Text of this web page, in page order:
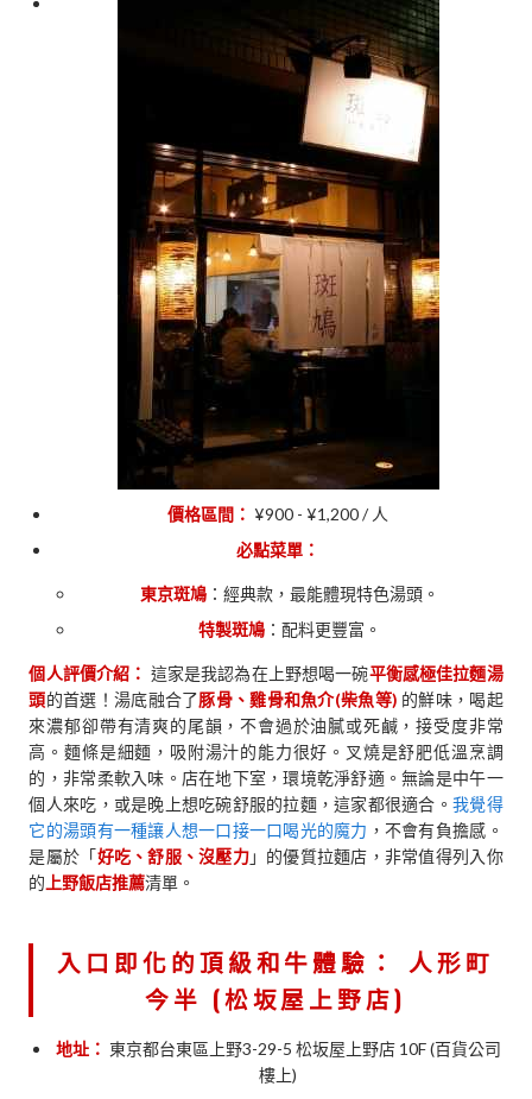
價格區間： ¥900 - ¥1,200 / 人
必點菜單：
東京斑鳩 ：經典款，最能體現特色湯頭。
特製斑鳩 ：配料更豐富。
個人評價介紹： 這家是我認為在上野想喝一碗平衡感極佳拉麵湯
頭的首選！湯底融合了豚骨、雞骨和魚介(柴魚等) 的鮮味，喝起
來濃郁卻帶有清爽的尾韻，不會過於油膩或死鹹，接受度非常
高。麵條是細麵，吸附湯汁的能力很好。叉燒是舒肥低溫烹調
的，非常柔軟入味。店在地下室，環境乾淨舒適。無論是中午一
個人來吃，或是晚上想吃碗舒服的拉麵，這家都很適合。 我覺得
它的湯頭有一種讓人想一口接一口喝光的魔力 ，不會有負擔感。
是屬於「好吃、舒服、沒壓力」的優質拉麵店，非常值得列入你
的 上野飯店推薦清單。
入口即化的頂級和牛體驗：人形町
今半 (松坂屋上野店)
地址： 東京都台東區上野3-29-5 松坂屋上野店 10F (百貨公司
樓上)